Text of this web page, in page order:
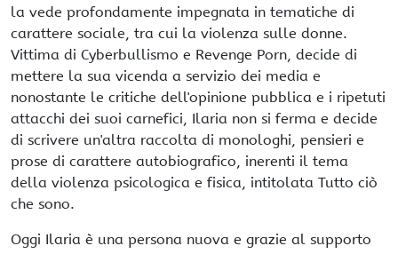
la vede profondamente impegnata in tematiche di
carattere sociale, tra cui la violenza sulle donne.
Vittima di Cyberbullismo e Revenge Porn, decide di
mettere la sua vicenda a servizio dei media e
nonostante le critiche dell'opinione pubblica e i ripetuti
attacchi dei suoi carnefici, Ilaria non si ferma e decide
di scrivere un'altra raccolta di monologhi, pensieri e
prose di carattere autobiografico, inerenti il tema
della violenza psicologica e fisica, intitolata Tutto ciò
che sono.
Oggi Ilaria è una persona nuova e grazie al supporto